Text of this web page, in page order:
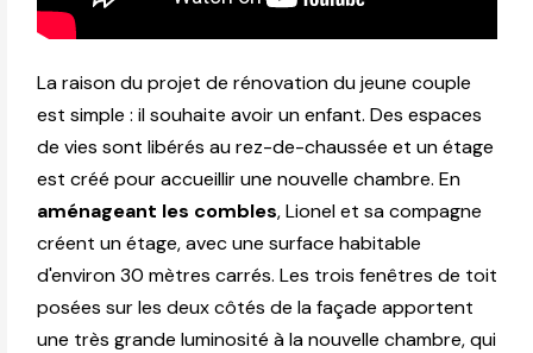
La raison du projet de rénovation du jeune couple
est simple : il souhaite avoir un enfant. Des espaces
de vies sont libérés au rez-de-chaussée et un étage
est créé pour accueillir une nouvelle chambre. En
aménageant les combles, Lionel et sa compagne
créent un étage, avec une surface habitable
d'environ 30 mètres carrés. Les trois fenêtres de toit
posées sur les deux côtés de la façade apportent
une très grande luminosité à la nouvelle chambre, qui